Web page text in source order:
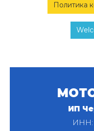
Политика
ИП
ИНН: